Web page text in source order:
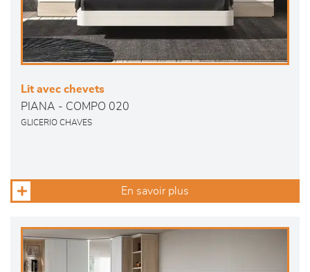
Lit avec chevets
PIANA - COMPO 020
GLICERIO CHAVES
En savoir plus